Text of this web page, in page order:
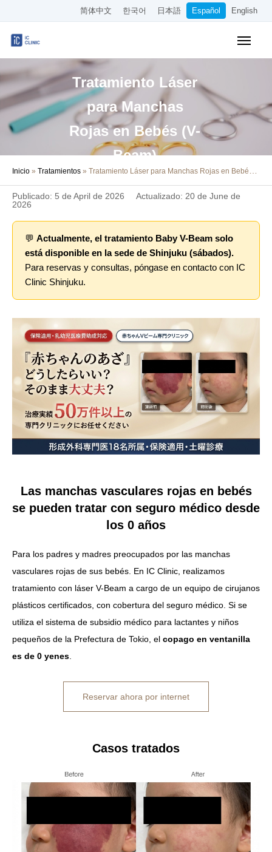
简体中文 한국어 日本語 Español English
Tratamiento Láser
para Manchas
Rojas en Bebés (V-
Beam)
Inicio » Tratamientos » Tratamiento Láser para Manchas Rojas en Bebés (V-Beam)
Publicado: 5 de April de 2026
Actualizado: 20 de June de
2026
💬 Actualmente, el tratamiento Baby V-Beam solo
está disponible en la sede de Shinjuku (sábados).
Para reservas y consultas, póngase en contacto con IC
Clinic Shinjuku.
Las manchas vasculares rojas en bebés
se pueden tratar con seguro médico desde
los 0 años
Para los padres y madres preocupados por las manchas
vasculares rojas de sus bebés. En IC Clinic, realizamos
tratamiento con láser V-Beam a cargo de un equipo de cirujanos
plásticos certificados, con cobertura del seguro médico. Si se
utiliza el sistema de subsidio médico para lactantes y niños
pequeños de la Prefectura de Tokio, el copago en ventanilla
es de 0 yenes
Reservar ahora por internet
Casos tratados
Tratamientos Estéticos
Precios
Cómo Llegar
Reserva Online
Empleo
Otros
Idioma
简体中文 한국어 日本語 Español English